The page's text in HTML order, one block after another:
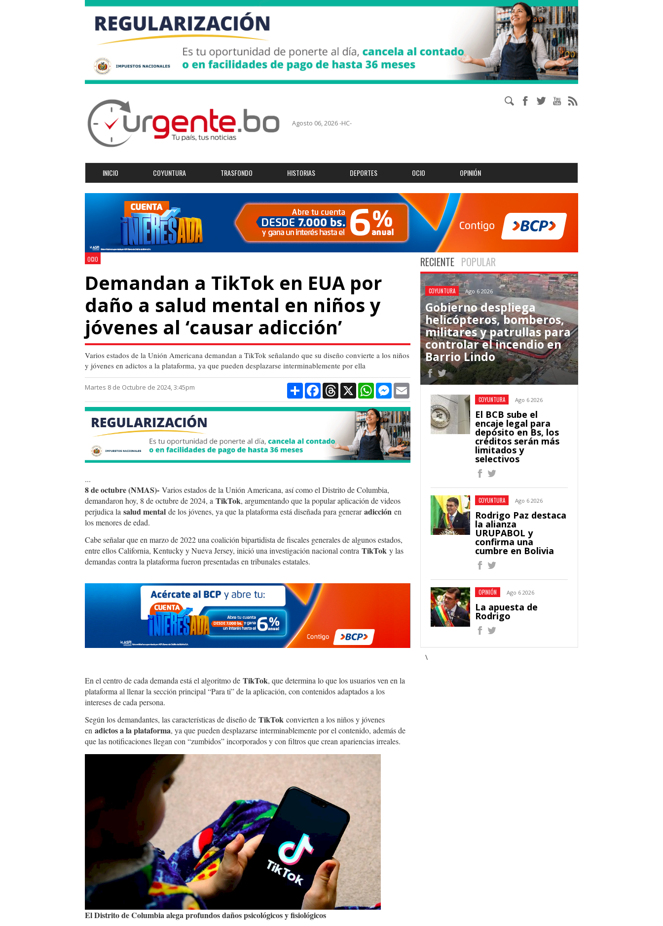
Agosto 06, 2026 -HC-
INICIO COYUNTURA TRASFONDO HISTORIAS DEPORTES OCIO OPINIÓN
OCIO
Demandan a TikTok en EUA por
daño a salud mental en niños y
jóvenes al ‘causar adicción’
Varios estados de la Unión Americana demandan a TikTok señalando que su diseño convierte a los niños
y jóvenes en adictos a la plataforma, ya que pueden desplazarse interminablemente por ella
Martes 8 de Octubre de 2024, 3:45pm CompartirFacebookThreads
X WhatsAppMessenger
Email
...
8 de octubre (NMAS)- Varios estados de la Unión Americana, así como el Distrito de Columbia,
demandaron hoy, 8 de octubre de 2024, a TikTok, argumentando que la popular aplicación de videos
perjudica la salud mental de los jóvenes, ya que la plataforma está diseñada para generaradicción en
los menores de edad.
Cabe señalar que en marzo de 2022 una coalición bipartidista de fiscales generales de algunos estados,
entre ellos California, Kentucky y Nueva Jersey, inició una investigación nacional contra TikTok y las
demandas contra la plataforma fueron presentadas en tribunales estatales.
En el centro de cada demanda está el algoritmo de TikTok, que determina lo que los usuarios ven en la
plataforma al llenar la sección principal “Para ti” de la aplicación, con contenidos adaptados a los
intereses de cada persona.
Según los demandantes, las características de diseño de TikTok convierten a los niños y jóvenes
en adictos a la plataforma, ya que pueden desplazarse interminablemente por el contenido, además de
que las notificaciones llegan con “zumbidos” incorporados y con filtros que crean apariencias irreales.
0000148051.jpg
El Distrito de Columbia alega profundos daños psicológicos y fisiológicos
RECIENTE POPULAR
COYUNTURA Ago 6 2026
Gobierno despliega
helicópteros, bomberos,
militares y patrullas para
controlar el incendio en
Barrio Lindo
COYUNTURA Ago 6 2026
El BCB sube el
encaje legal para
depósito en Bs, los
créditos serán más
limitados y
selectivos
COYUNTURA Ago 6 2026
Rodrigo Paz destaca
la alianza
URUPABOL y
confirma una
cumbre en Bolivia
OPINIÓN Ago 6 2026
La apuesta de
Rodrigo
\